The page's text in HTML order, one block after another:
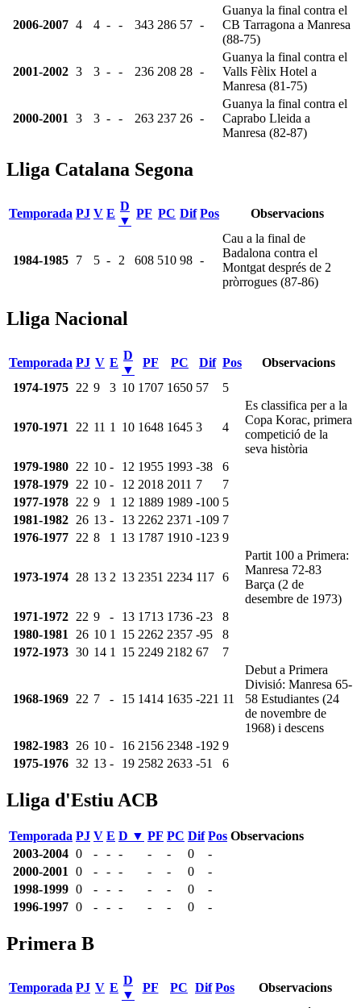
2006-2007 4 4 - - 343 286 57 -
Guanya la final contra el
CB Tarragona a Manresa
(88-75)
2001-2002 3 3 - - 236 208 28 -
Guanya la final contra el
Valls Fèlix Hotel a
Manresa (81-75)
2000-2001 3 3 - - 263 237 26 -
Guanya la final contra el
Caprabo Lleida a
Manresa (82-87)
Lliga Catalana Segona
Temporada PJ V E
D
▼
PF PC Dif Pos Observacions
1984-1985 7 5 - 2 608 510 98 -
Cau a la final de
Badalona contra el
Montgat després de 2
pròrrogues (87-86)
Lliga Nacional
Temporada PJ V E
D
▼
PF PC Dif Pos
Observacions
1974-1975 22 9 3 10 1707 1650 57 5
1970-1971 22 11 1 10 1648 1645 3 4
Es classifica per a la
Copa Korac, primera
competició de la
seva història
1979-1980 22 10 - 12 1955 1993 -38
6
1978-1979 22 10 - 12 2018 2011 7
7
1977-1978 22 9 1 12 1889 1989 -100 5
1981-1982 26 13 - 13 2262 2371 -109 7
1976-1977 22 8 1 13 1787 1910 -123 9
1973-1974 28 13 2 13 2351 2234 117 6
Partit 100 a Primera:
Manresa 72-83
Barça (2 de
desembre de 1973)
1971-1972 22 9 - 13 1713 1736 -23
8
1980-1981
26 10 1 15 2262 2357 -95
8
1972-1973 30 14 1 15 2249 2182 67 7
1968-1969 22 7 - 15 1414 1635 -221 11
Debut a Primera
Divisió: Manresa 65-
58 Estudiantes (24
de novembre de
1968) i descens
1982-1983 26 10 - 16 2156 2348 -192 9
1975-1976 32 13 - 19 2582 2633 -51 6
Lliga d'Estiu ACB
Temporada PJ V E D ▼ PF PC Dif Pos Observacions
2003-2004 0 - - - - - 0
-
2000-2001 0 - - - - - 0
-
1998-1999 0 - - - - - 0
-
1996-1997 0 - - - - - 0 -
Primera B
Temporada PJ V E
D
▼
PF PC Dif Pos
Observacions